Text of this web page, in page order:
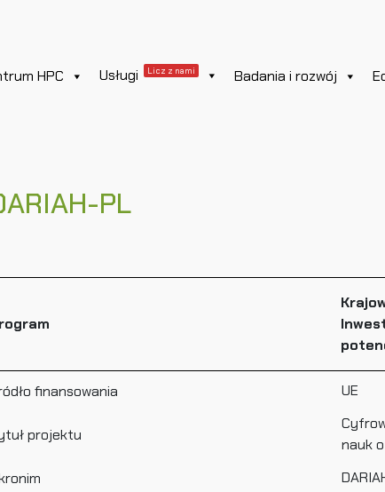
HPC Usługi Licz z nami Badania i rozwój
PL
finansowania UE
projektu
nauk